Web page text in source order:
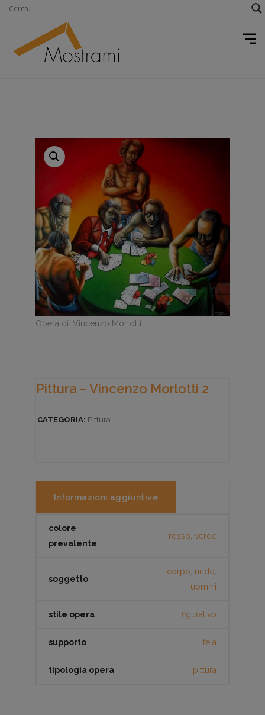
Opera di: Vincenzo Morlotti
Pittura – Vincenzo Morlotti 2
CATEGORIA: Pittura
Informazioni aggiuntive
colore
prevalente
rosso verde
soggetto
corpo nudo
uomini
stile opera figurativo
supporto tela
tipologia opera pittura